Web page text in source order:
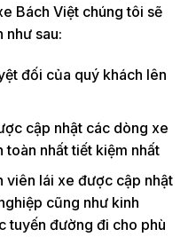
Bách Việt chúng tôi sẽ
như sau:
đối của quý khách lên
cập nhật các dòng xe
toàn nhất tiết kiệm nhất
viên lái xe được cập nhật
cũng như kinh
tuyến đường đi cho phù